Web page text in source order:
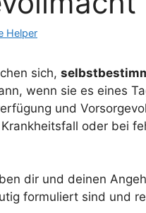
Helper
sich,
wenn sie es eines
und
oder bei
dir und deinen
formuliert sind und